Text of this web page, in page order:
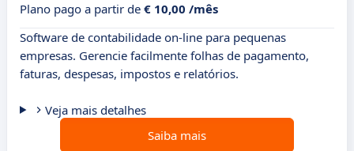
Plano pago a partir de € 10,00 /mês
Software de contabilidade on-line para pequenas
empresas. Gerencie facilmente folhas de pagamento,
faturas, despesas, impostos e relatórios.
Veja mais detalhes
Saiba mais